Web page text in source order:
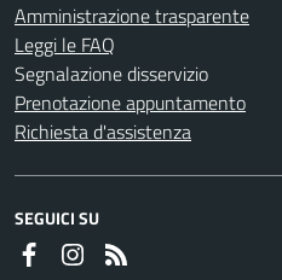
Amministrazione trasparente
Leggi le FAQ
Segnalazione disservizio
Prenotazione appuntamento
Richiesta d'assistenza
SEGUICI SU